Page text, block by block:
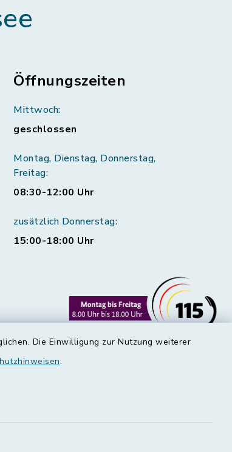
Die Einwilligung zur Nutzung weiterer
.
Öffnungszeiten
Mittwoch:
geschlossen
Montag, Dienstag, Donnerstag,
Freitag:
08:30-12:00 Uhr
zusätzlich Donnerstag:
15:00-18:00 Uhr